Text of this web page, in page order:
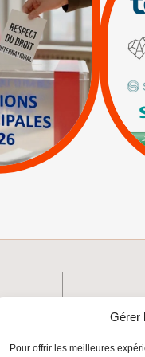
Gérer
Pour offrir les meilleures